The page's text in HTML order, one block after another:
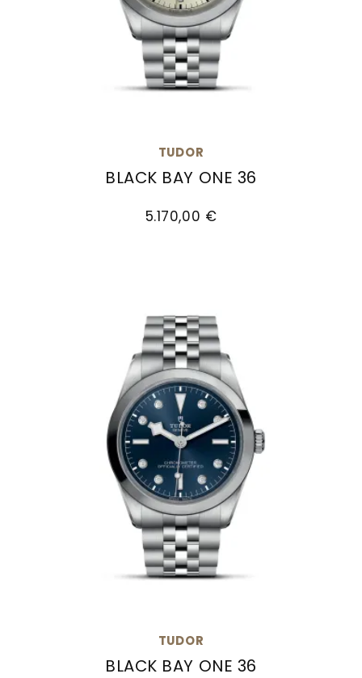
TUDOR
BLACK BAY ONE 36
5.170,00 €
TUDOR
BLACK BAY ONE 36